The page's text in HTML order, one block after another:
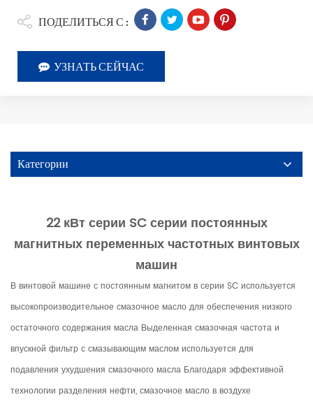
ПОДЕЛИТЬСЯ С :
УЗНАТЬ СЕЙЧАС
Категории
22 кВт серии SC серии постоянных
магнитных переменных частотных винтовых
машин
В винтовой машине с постоянным магнитом в серии SC используется
высокопроизводительное смазочное масло для обеспечения низкого
остаточного содержания масла Выделенная смазочная частота и
впускной фильтр с смазывающим маслом используется для
подавления ухудшения смазочного масла Благодаря эффективной
технологии разделения нефти, смазочное масло в воздухе